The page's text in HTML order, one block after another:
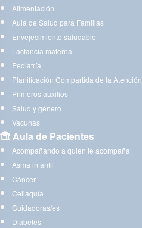
Alimentación
Aula de Salud para Familias
Envejecimiento saludable
Lactancia materna
Pediatría
Planificación Compartida de la Atención
Primeros auxilios
Salud y género
Vacunas
Aula de Pacientes
Acompañando a quien te acompaña
Asma infantil
Cáncer
Celiaquía
Cuidadoras/es
Diabetes